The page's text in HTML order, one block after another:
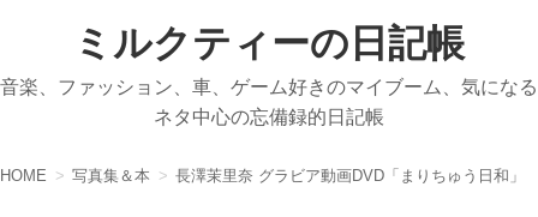
ミルクティーの日記帳
音楽、ファッション、車、ゲーム好きのマイブーム、気になる
ネタ中心の忘備録的日記帳
HOME 写真集＆本 長澤茉里奈 グラビア動画DVD「まりちゅう日和」